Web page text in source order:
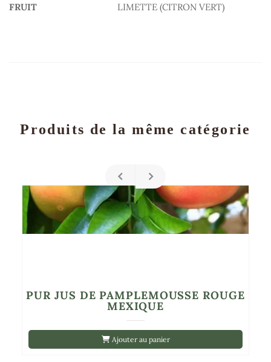
FRUIT LIMETTE (CITRON VERT)
Produits de la même catégorie
Ajouter au panier
PUR JUS DE PAMPLEMOUSSE ROUGE
MEXIQUE